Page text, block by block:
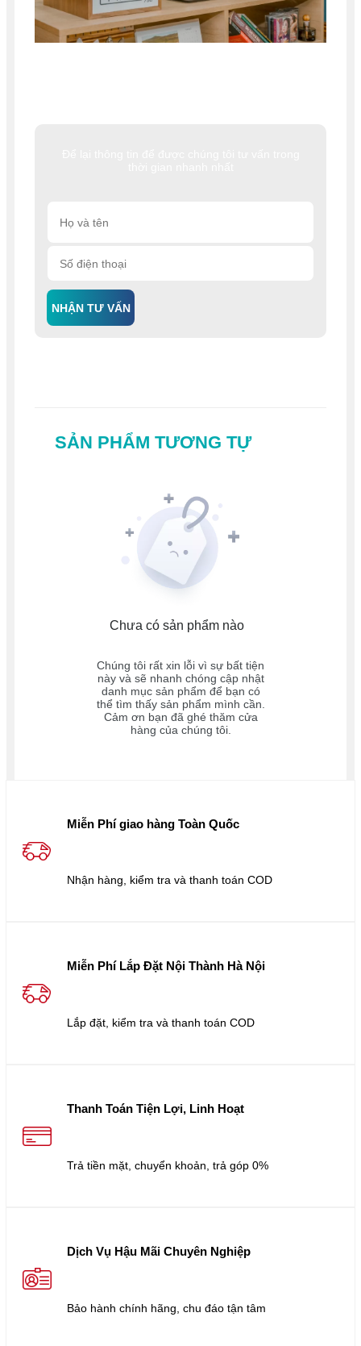
NHẬN TƯ VẤN
SẢN PHẨM TƯƠNG TỰ
Chưa có sản phẩm nào
Chúng tôi rất xin lỗi vì sự bất tiện
này và sẽ nhanh chóng cập nhật
danh mục sản phẩm để bạn có
thể tìm thấy sản phẩm mình cần.
Cảm ơn bạn đã ghé thăm cửa
hàng của chúng tôi.
Miễn Phí giao hàng Toàn Quốc
Nhận hàng, kiểm tra và thanh toán COD
Miễn Phí Lắp Đặt Nội Thành Hà Nội
Lắp đặt, kiểm tra và thanh toán COD
Thanh Toán Tiện Lợi, Linh Hoạt
Trả tiền mặt, chuyển khoản, trả góp 0%
Dịch Vụ Hậu Mãi Chuyên Nghiệp
Bảo hành chính hãng, chu đáo tận tâm